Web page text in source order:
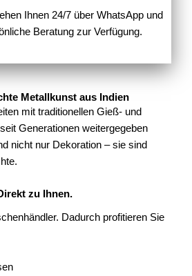
Ihnen 24/7 über WhatsApp und
Beratung zur Verfügung.
Metallkunst aus Indien
mit traditionellen Gieß- und
Generationen weitergegeben
nicht nur Dekoration – sie sind
zu Ihnen.
Dadurch profitieren Sie